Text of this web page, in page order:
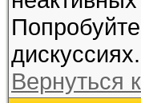
дискуссиях.
Вернуться